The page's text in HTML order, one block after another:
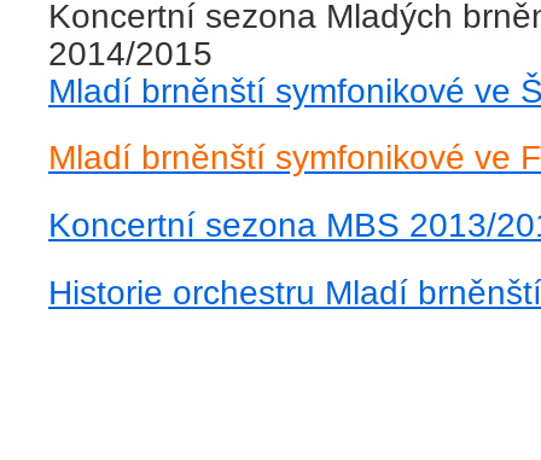
Koncertní sezona Mladých
2014/2015
Mladí brněnští symfonikové ve
Mladí brněnští symfonikové ve
Koncertní sezona MBS 2013/
Historie orchestru Mladí